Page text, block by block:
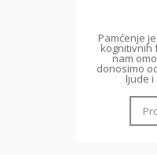
Pamćenje
kognitivnih
nam
donosimo
ljude i